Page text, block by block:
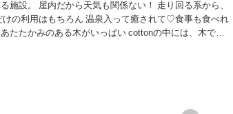
施設。 屋内だから天気も関係ない！ 走り回る系から、
の利用はもちろん 温泉入って癒されて♡食事も食べれ
たたかみのある木がいっぱい cottonの中には、木で作